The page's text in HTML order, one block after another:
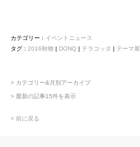
カテゴリー : イベントニュース
タグ : 2016秋物| DONQ| テラコッタ | テーマ展
> カテゴリー&月別アーカイブ
> 最新の記事15件を表示
< 前に戻る